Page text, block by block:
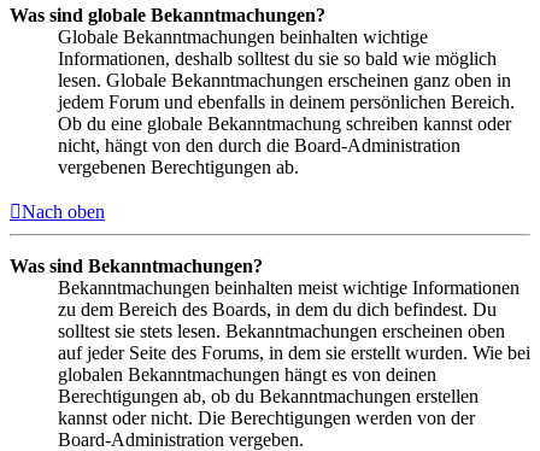
Was sind globale Bekanntmachungen?
Globale Bekanntmachungen beinhalten wichtige
Informationen, deshalb solltest du sie so bald wie möglich
lesen. Globale Bekanntmachungen erscheinen ganz oben in
jedem Forum und ebenfalls in deinem persönlichen Bereich.
Ob du eine globale Bekanntmachung schreiben kannst oder
nicht, hängt von den durch die Board-Administration
vergebenen Berechtigungen ab.
Nach oben
Was sind Bekanntmachungen?
Bekanntmachungen beinhalten meist wichtige Informationen
zu dem Bereich des Boards, in dem du dich befindest. Du
solltest sie stets lesen. Bekanntmachungen erscheinen oben
auf jeder Seite des Forums, in dem sie erstellt wurden. Wie bei
globalen Bekanntmachungen hängt es von deinen
Berechtigungen ab, ob du Bekanntmachungen erstellen
kannst oder nicht. Die Berechtigungen werden von der
Board-Administration vergeben.